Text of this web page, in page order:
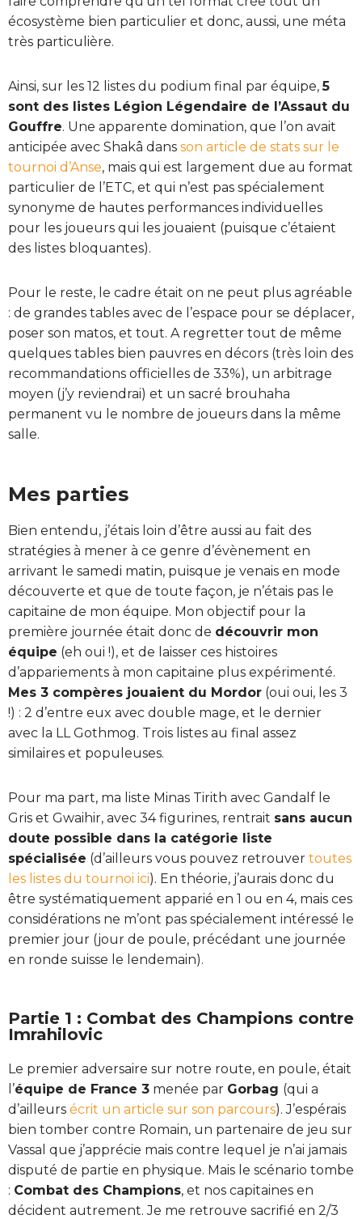
écosystème bien particulier et donc, aussi, une méta
très particulière.
Ainsi, sur les 12 listes du podium final par équipe,5
sont des listes Légion Légendaire de l’Assaut du
Gouffre. Une apparente domination, que l’on avait
anticipée avec Shakâ dans son article de stats sur le
tournoi d’Anse, mais qui est largement due au format
particulier de l’ETC, et qui n’est pas spécialement
synonyme de hautes performances individuelles
pour les joueurs qui les jouaient (puisque c’étaient
des listes bloquantes).
Pour le reste, le cadre était on ne peut plus agréable
: de grandes tables avec de l’espace pour se déplacer,
poser son matos, et tout. A regretter tout de même
quelques tables bien pauvres en décors (très loin des
recommandations officielles de 33%), un arbitrage
moyen (j’y reviendrai) et un sacré brouhaha
permanent vu le nombre de joueurs dans la même
salle.
Mes parties
Bien entendu, j’étais loin d’être aussi au fait des
stratégies à mener à ce genre d’évènement en
arrivant le samedi matin, puisque je venais en mode
découverte et que de toute façon, je n’étais pas le
capitaine de mon équipe. Mon objectif pour la
première journée était donc de découvrir mon
équipe (eh oui !), et de laisser ces histoires
d’appariements à mon capitaine plus expérimenté.
Mes 3 compères jouaient du Mordor (oui oui, les 3
!) : 2 d’entre eux avec double mage, et le dernier
avec la LL Gothmog. Trois listes au final assez
similaires et populeuses.
Pour ma part, ma liste Minas Tirith avec Gandalf le
Gris et Gwaihir, avec 34 figurines, rentrait sans aucun
doute possible dans la catégorie liste
spécialisée (d’ailleurs vous pouvez retrouver toutes
les listes du tournoi ici). En théorie, j’aurais donc du
être systématiquement apparié en 1 ou en 4, mais ces
considérations ne m’ont pas spécialement intéressé le
premier jour (jour de poule, précédant une journée
en ronde suisse le lendemain).
Partie 1 : Combat des Champions contre
Imrahilovic
Le premier adversaire sur notre route, en poule, était
l’équipe de France 3 menée par Gorbag (qui a
d’ailleurs écrit un article sur son parcours). J’espérais
bien tomber contre Romain, un partenaire de jeu sur
Vassal que j’apprécie mais contre lequel je n’ai jamais
disputé de partie en physique. Mais le scénario tombe
: Combat des Champions, et nos capitaines en
décident autrement. Je me retrouve sacrifié en 2/3